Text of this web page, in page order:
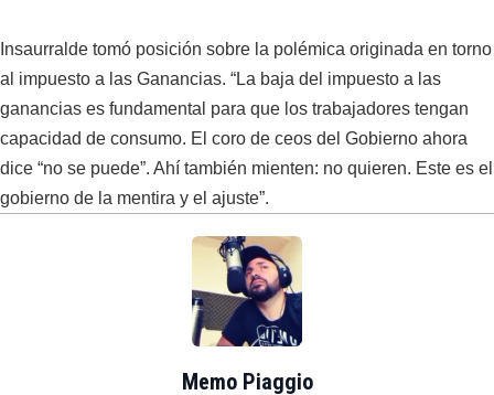
Insaurralde tomó posición sobre la polémica originada en torno
al impuesto a las Ganancias. “La baja del impuesto a las
ganancias es fundamental para que los trabajadores tengan
capacidad de consumo. El coro de ceos del Gobierno ahora
dice “no se puede”. Ahí también mienten: no quieren. Este es el
gobierno de la mentira y el ajuste”.
Memo Piaggio